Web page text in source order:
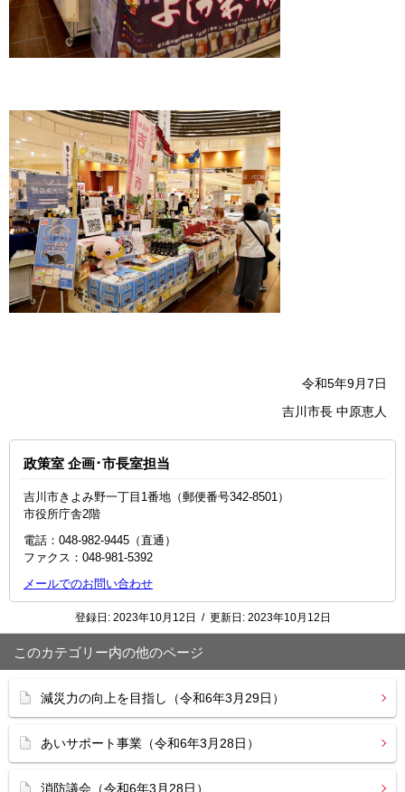
令和5年9月7日
吉川市長 中原恵人
政策室 企画･市長室担当
吉川市きよみ野一丁目1番地（郵便番号342-8501）
市役所庁舎2階
電話：048‐982‐9445（直通）
ファクス：048-981-5392
メールでのお問い合わせ
登録日: 2023年10月12日 / 更新日: 2023年10月12日
このカテゴリー内の他のページ
減災力の向上を目指し（令和6年3月29日）
あいサポート事業（令和6年3月28日）
消防議会（令和6年3月28日）